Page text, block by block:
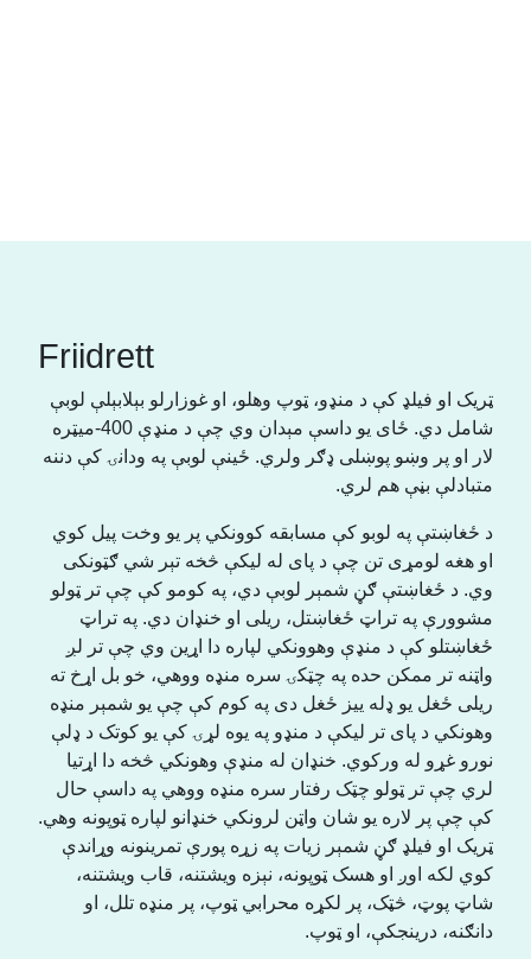
Friidrett
ټریک او فیلډ کې د منډو، ټوپ وهلو، او غوزارلو بېلابېلې لوبې
شامل دي. ځای یو داسې مېدان وي چې د منډې 400-میټره
لار او پر وښو پوښلی ډګر ولري. ځینې لوبې په ودانۍ کې دننه
متبادلې بڼې هم لري.
د ځغاښتې په لوبو کې مسابقه کوونکي پر یو وخت پیل کوي
او هغه لومړی تن چې د پای له لیکې څخه تېر شي ګټونکی
وي. د ځغاښتې ګڼ شمېر لوبې دي، په کومو کې چې تر ټولو
مشوورې په تراټ ځغاښتل، ریلی او خنډان دي. په تراټ
ځغاښتلو کې د منډې وهوونکي لپاره دا اړین وي چې تر لږ
واټنه تر ممکن حده په چټکۍ سره منډه ووهي، خو بل اړخ ته
ریلی ځغل یو ډله ییز ځغل دی په کوم کې چې یو شمېر منډه
وهونکي د پای تر لیکې د منډو په یوه لړۍ کې یو کوتک د ډلې
نورو غړو له ورکوي. خنډان له منډې وهونکي څخه دا اړتیا
لري چې تر ټولو چټک رفتار سره منډه ووهي په داسې حال
کې چې پر لاره یو شان واټن لرونکي خنډانو لپاره ټوپونه وهي.
ټریک او فیلډ ګڼ شمېر زیات په زړه پورې تمرینونه وړاندې
کوي لکه اوږ او هسک ټوپونه، نېزه ویشتنه، قاب ویشتنه،
شاټ پوټ، څټک، پر لکړه محرابي ټوپ، پر منډه تلل، او
دانګنه، درینجکې، او ټوپ.